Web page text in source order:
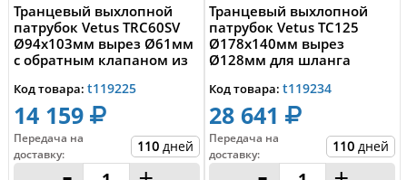
Транцевый выхлопной
патрубок Vetus TRC60SV
Ø94x103мм вырез Ø61мм
с обратным клапаном из
Код товара: t119225
14 159
Передача на
доставку: 110 дней
Транцевый выхлопной
патрубок Vetus TC125
Ø178x140мм вырез
Ø128мм для шланга
армированного ...
Код товара: t119234
28 641
Передача на
доставку: 110 дней